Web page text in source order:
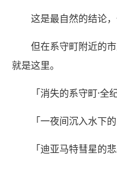
这是最自然的结论
但在系守町附近的
就是这里。
「消失的系守町·全
「一夜间沉入水下
「迪亚马特彗星的悲